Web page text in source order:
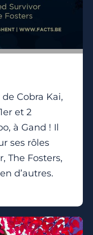
Cobra Kai,
et 2
à Gand ! Il
ses rôles
The Fosters,
d’autres.